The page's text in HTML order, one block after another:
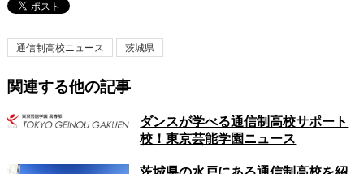
通信制高校ニュース 茨城県
関連する他の記事
ダンスが学べる通信制高校サポート
校！東京芸能学園ニュース